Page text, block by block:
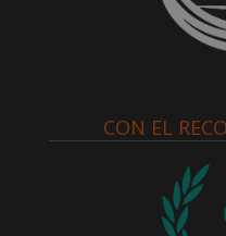
CON EL